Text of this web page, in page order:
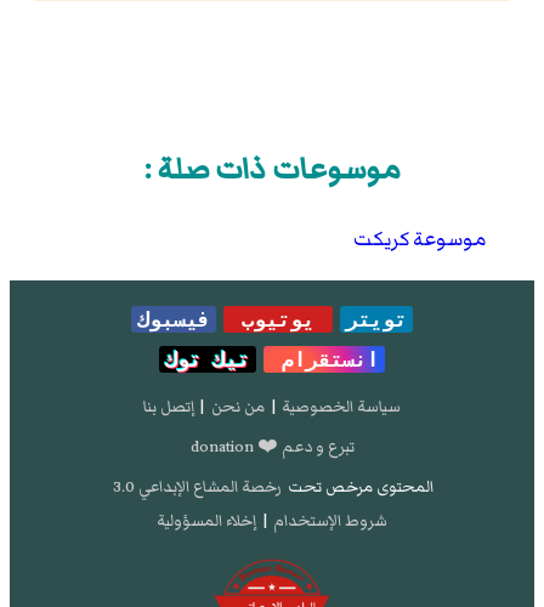
موسوعات ذات صلة :
موسوعة كريكت
تويتر يوتيوب
فيسبوك
انستقرام
تيك توك
سياسة الخصوصية | من نحن | إتصل بنا
تبرع و دعم ❤️ donation
المحتوى مرخص تحت رخصة المشاع الإبداعي 3.0
شروط الإستخدام | إخلاء المسؤولية